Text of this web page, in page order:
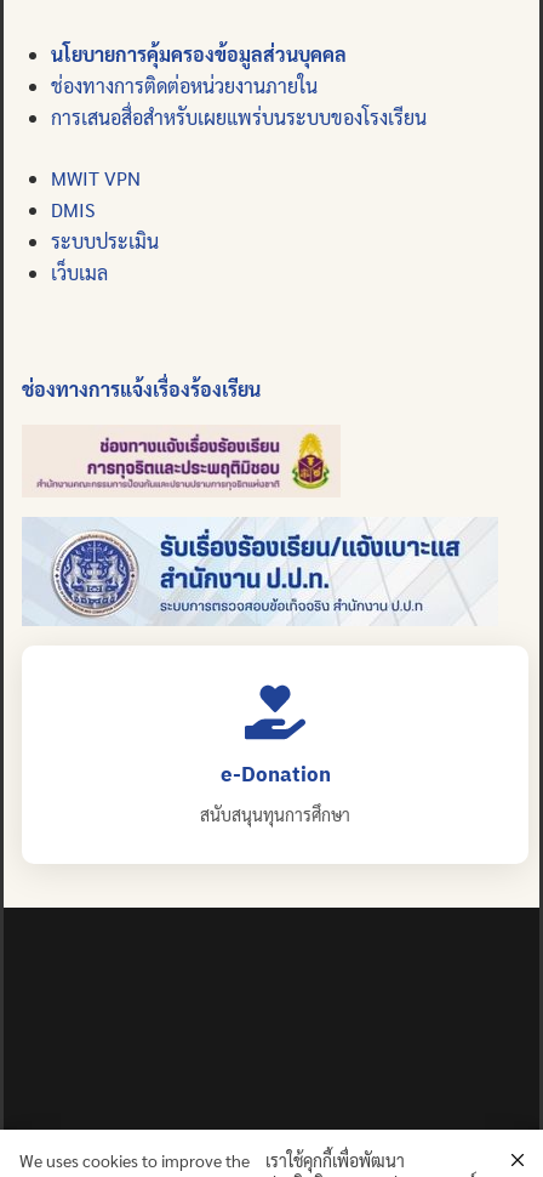
นโยบายการคุ้มครองข้อมูลส่วนบุคคล
ช่องทางการติดต่อหน่วยงานภายใน
การเสนอสื่อสำหรับเผยแพร่บนระบบของโรงเรียน
MWIT VPN
DMIS
ระบบประเมิน
เว็บเมล
ช่องทางการแจ้งเรื่องร้องเรียน
e-Donation
สนับสนุนทุนการศึกษา
We uses cookies to improve the
เราใช้คุกกี้เพื่อพัฒนา